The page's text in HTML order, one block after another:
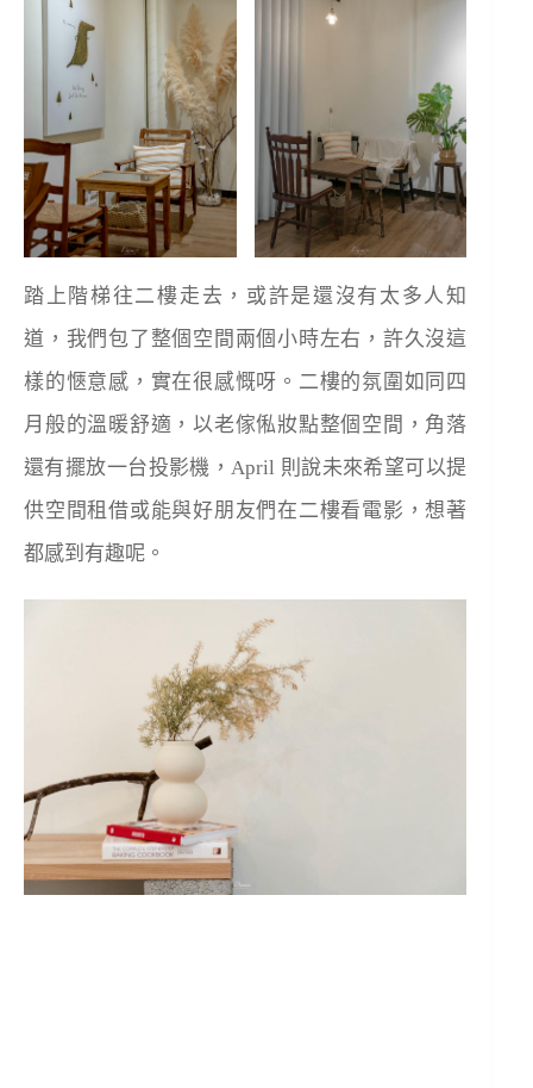
踏上階梯往二樓走去，或許是還沒有太多人知
道，我們包了整個空間兩個小時左右，許久沒這
樣的愜意感，實在很感慨呀。二樓的氛圍如同四
月般的溫暖舒適，以老傢俬妝點整個空間，角落
還有擺放一台投影機，April 則說未來希望可以提
供空間租借或能與好朋友們在二樓看電影，想著
都感到有趣呢。